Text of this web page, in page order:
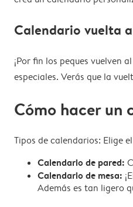
Calendario vuelta
¡Por fin los peques vuelven
especiales. Verás que la
Cómo hacer un
Tipos de calendarios: Elige
Calendario de pared:
Calendario de mesa:
Además es tan ligero